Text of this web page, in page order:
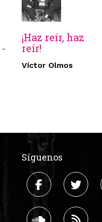
¡Haz reír, haz
reír!
Víctor Olmos
Síguenos